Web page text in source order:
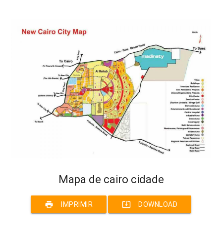
Mapa de cairo cidade
print IMPRIMIR system_update_alt DOWNLOAD